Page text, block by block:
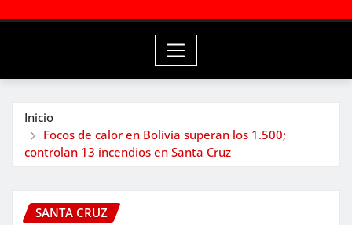
Inicio
Focos de calor en Bolivia superan los 1.500;
controlan 13 incendios en Santa Cruz
SANTA CRUZ